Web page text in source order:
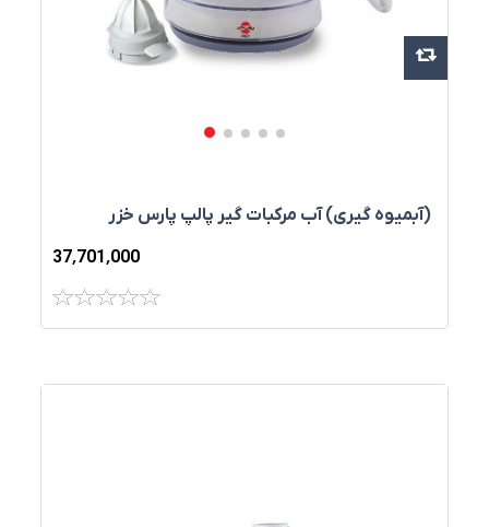
(آبمیوه گیری) آب‌ مرکبات‌ گير پالپ پارس خزر
37٬701٬000